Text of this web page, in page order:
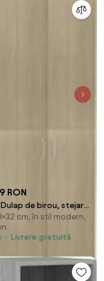
RON
Dulap de birou, stejar
60x32x190 cm, lemn
cm, în stil modern,
Livrare gratuită